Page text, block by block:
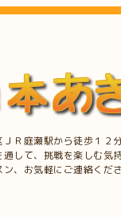
ＪＲ庭瀬駅から徒歩１２
通して、挑戦を楽しむ気
ン、お気軽にご連絡くだ